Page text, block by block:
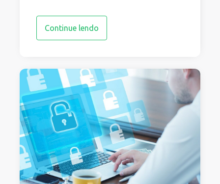
Continue lendo